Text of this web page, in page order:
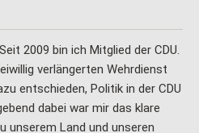
2009 bin ich Mitglied der CDU.
verlängerten Wehrdienst
entschieden, Politik in der CDU
dabei war mir das klare
unserem Land und unseren